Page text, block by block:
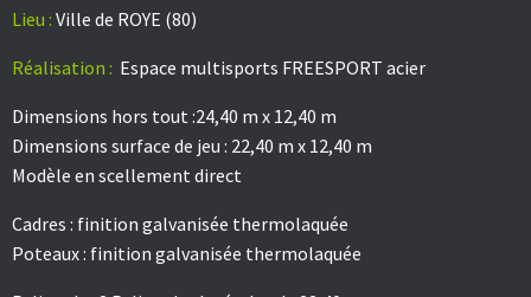
Lieu : Ville de ROYE (80)
Réalisation : Espace multisports FREESPORT acier
Dimensions hors tout :24,40 m x 12,40 m
Dimensions surface de jeu : 22,40 m x 12,40 m
Modèle en scellement direct
Cadres : finition galvanisée thermolaquée
Poteaux : finition galvanisée thermolaquée